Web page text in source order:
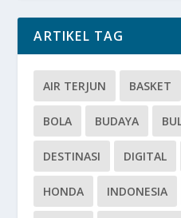
ARTIKEL TAG
AIR TERJUN BASKET
BOLA BUDAYA
DESTINASI DIGITAL
HONDA INDONESIA